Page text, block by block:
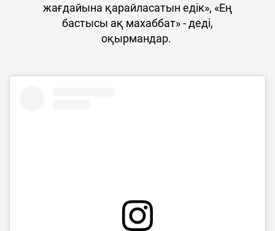
жағдайына қарайласатын едік», «Ең
бастысы ақ махаббат» - деді,
оқырмандар.